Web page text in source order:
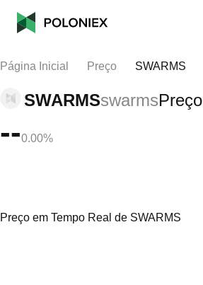
Página Inicial Preço SWARMS
SWARMSswarmsPreço
--0.00%
Preço em Tempo Real de SWARMS